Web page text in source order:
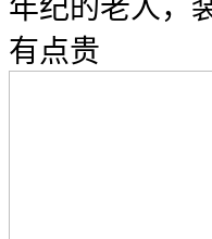
年纪的老人，
有点贵